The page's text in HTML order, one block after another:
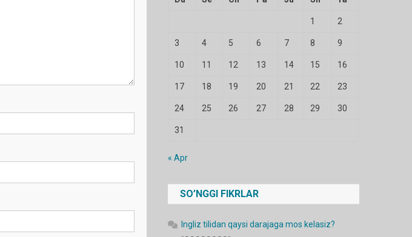
1 2
3 4 5 6 7 8 9
10 11 12 13 14 15 16
17 18 19 20 21 22 23
24 25 26 27 28 29 30
31
« Apr
SO’NGGI FIKRLAR
Ingliz tilidan qaysi darajaga mos kelasiz?